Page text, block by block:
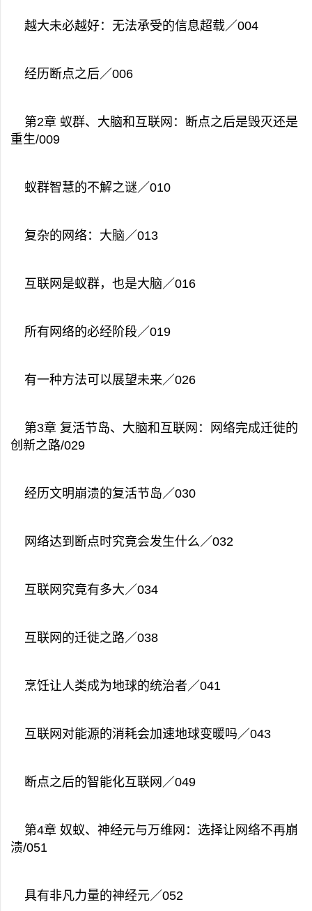
越大未必越好：无法承受的信息超载／004
经历断点之后／006
第2章 蚁群、大脑和互联网：断点之后是毁灭还是
重生/009
蚁群智慧的不解之谜／010
复杂的网络：大脑／013
互联网是蚁群，也是大脑／016
所有网络的必经阶段／019
有一种方法可以展望未来／026
第3章 复活节岛、大脑和互联网：网络完成迁徙的
创新之路/029
经历文明崩溃的复活节岛／030
网络达到断点时究竟会发生什么／032
互联网究竟有多大／034
互联网的迁徙之路／038
烹饪让人类成为地球的统治者／041
互联网对能源的消耗会加速地球变暖吗／043
断点之后的智能化互联网／049
第4章 奴蚁、神经元与万维网：选择让网络不再崩
溃/051
具有非凡力量的神经元／052